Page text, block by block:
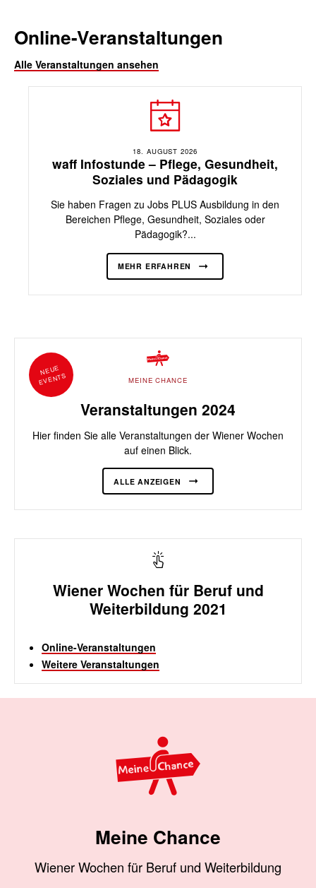
Online-Veranstaltungen
Alle Veranstaltungen ansehen
18. AUGUST 2026
waff Infostunde – Pflege, Gesundheit,
Soziales und Pädagogik
Sie haben Fragen zu Jobs PLUS Ausbildung in den
Bereichen Pflege, Gesundheit, Soziales oder
Pädagogik?...
MEHR ERFAHREN
MEINE CHANCE
Veranstaltungen 2024
Hier finden Sie alle Veranstaltungen der Wiener Wochen
auf einen Blick.
ALLE ANZEIGEN
NEUE
EVENTS
Wiener Wochen für Beruf und
Weiterbildung 2021
Online-Veranstaltungen
Weitere Veranstaltungen
Meine Chance
Wiener Wochen für Beruf und Weiterbildung